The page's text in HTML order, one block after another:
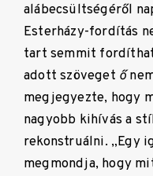
alábecsültségéről
Esterházy-fordítás
tart semmit
adott szöveget ő
megjegyezte, hogy
nagyobb kihívás a
rekonstruálni. „Egy
megmondja, hogy